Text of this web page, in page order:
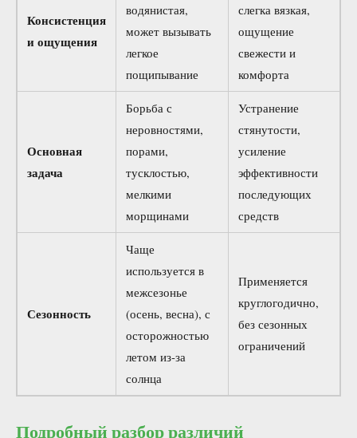
Консистенция
и ощущения
водянистая,
может вызывать
легкое
пощипывание
слегка вязкая,
ощущение
свежести и
комфорта
Основная
задача
Борьба с
неровностями,
порами,
тусклостью,
мелкими
морщинами
Устранение
стянутости,
усиление
эффективности
последующих
средств
Сезонность
Чаще
используется в
межсезонье
(осень, весна), с
осторожностью
летом из-за
солнца
Применяется
круглогодично,
без сезонных
ограничений
Подробный разбор различий